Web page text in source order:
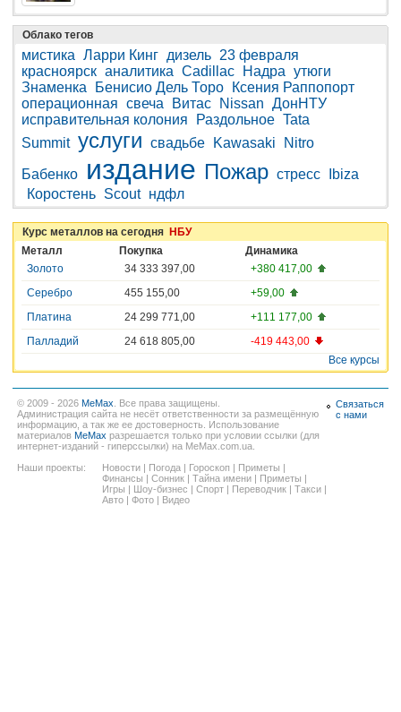
Облако тегов
мистика Ларри Кинг дизель 23 февраля
красноярск аналитика Cadillac Надра утюги
Знаменка
Бенисио Дель Торо
Ксения Раппопорт
операционная свеча Витас Nissan ДонНТУ
исправительная колония
Раздольное Tata
Summit услуги свадьбе Kawasaki Nitro
Бабенко издание Пожар стресс
Ibiza
Коростень Scout ндфл
Курс металлов на сегодня НБУ
Металл
Покупка
Динамика
Золото
34 333 397,00
+380 417,00
Серебро
455 155,00
+59,00
Платина
24 299 771,00
+111 177,00
Палладий
24 618 805,00
-419 443,00
Все курсы
© 2009 - 2026 MeMax . Все права защищены.
Администрация сайта не несёт ответственности за размещённую
информацию, а так же ее достоверность. Использование
материалов MeMax разрешается только при условии ссылки (для
интернет-изданий - гиперссылки) на MeMax.com.ua.
Наши проекты:
Новости | Погода | Гороскоп | Приметы |
Финансы | Сонник | Тайна имени | Приметы |
Игры | Шоу-бизнес | Спорт | Переводчик | Такси |
Авто | Фото | Видео
Связаться
с нами